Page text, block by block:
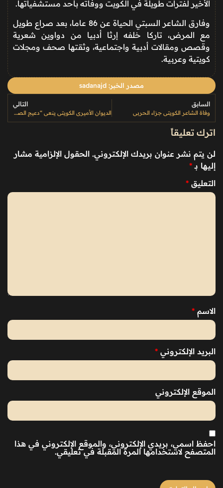
الأخير لفترات طويلة في الكويت ووفاته بأحد مستشفياتها.
وفارق الشاعر السبتي الحياة عن 86 عاما، بعد صراع طويل
مع المرض، تاركا خلفه إرثا أدبيا من دواوين شعرية
وقصص ومقالات أدبية واجتماعية، وثقتها صحف ومجلات
كويتية وعربية.
مصدر الخبر: sadanajd
السابق
وفاة الشاعر الكويتي جزاء الحربي
التالي
الديوان الأميري الكويتي ينعى “دعيج الصباح” والجثمان يوارى في الثرى عصراً
اترك تعليقاً
لن يتم نشر عنوان بريدك الإلكتروني. الحقول الإلزامية مشار
إليها بـ *
التعليق *
الاسم *
البريد الإلكتروني *
الموقع الإلكتروني
احفظ اسمي، بريدي الإلكتروني، والموقع الإلكتروني في هذا
المتصفح لاستخدامها المرة المقبلة في تعليقي.